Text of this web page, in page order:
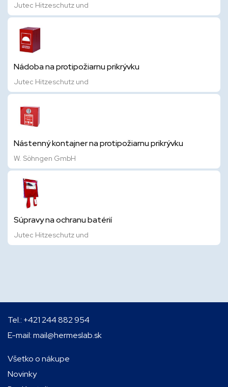
Jutec Hitzeschutz und
Nádoba na protipožiarnu prikrývku
Jutec Hitzeschutz und
Nástenný kontajner na protipožiarnu prikrývku
W. Söhngen GmbH
Súpravy na ochranu batérií
Jutec Hitzeschutz und
Tel.: +421 244 882 954
E-mail:mail@hermeslab.sk
Všetko o nákupe
Novinky